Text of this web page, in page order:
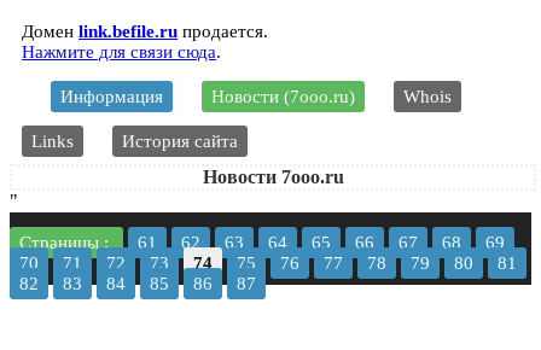
Домен link.befile.ru продается.
Нажмите для связи сюда.
Информация Новости (7ooo.ru) Whois
Links История сайта
Новости 7ooo.ru
"
Страницы : 61 62 63 64 65 66 67 68
69
70
71 72 73 74 75 76 77 78 79 80
81
82
83 84 85 86 87